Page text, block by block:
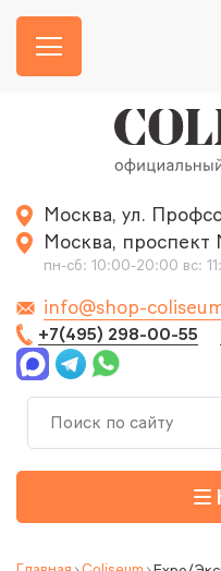
Москва, ул.
Москва, проспект
пн-сб: 10:00-20:00 вс:
info@shop-
+7(495) 298-00-55